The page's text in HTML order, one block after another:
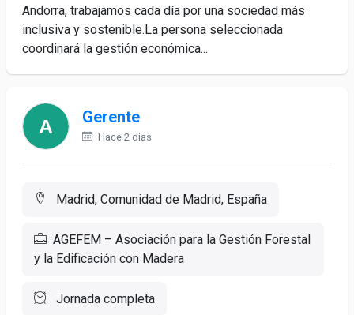
Andorra, trabajamos cada día por una sociedad más
inclusiva y sostenible.La persona seleccionada
coordinará la gestión económica...
Gerente
Hace 2 días
Madrid, Comunidad de Madrid, España
AGEFEM – Asociación para la Gestión Forestal
y la Edificación con Madera
Jornada completa